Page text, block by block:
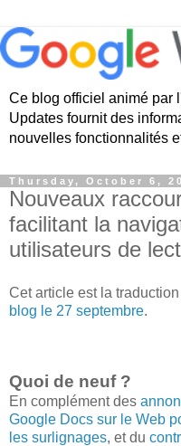
Ce blog officiel animé par
Updates fournit des
nouvelles fonctionnalités
Thursday, October 6,
Nouveaux
facilitant la
utilisateurs de
Cet article est la
blog le 27 septembre.
Quoi de neuf ?
En complément des
Google Docs sur le Web
les surlignages, et du